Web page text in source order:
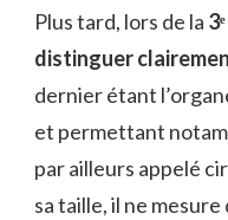
Plus tard, lors de la
distinguer
dernier étant
et permettant
par ailleurs appelé
sa taille, il ne mesure